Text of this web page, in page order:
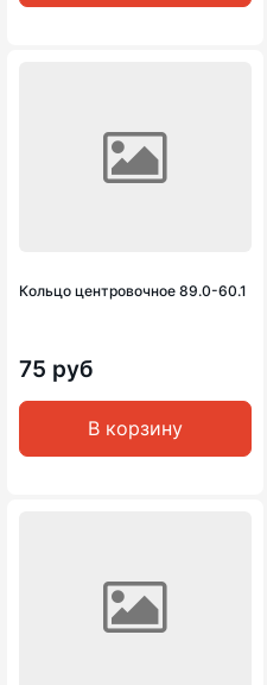
Кольцо центровочное 89.0-60.1
75 руб
В корзину